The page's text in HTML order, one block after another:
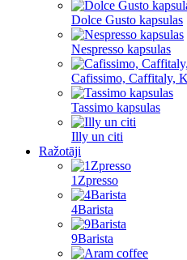
Dolce Gusto kapsulas
Nespresso kapsulas
Cafissimo, Caffitaly,
Tassimo kapsulas
Illy un citi
Ražotāji
1Zpresso
4Barista
9Barista